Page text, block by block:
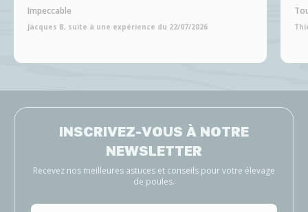
Impeccable
Jacques B, suite à une expérience du 22/07/2026
INSCRIVEZ-VOUS À NOTRE
NEWSLETTER
Recevez nos meilleures astuces et conseils pour votre élevage
de poules.